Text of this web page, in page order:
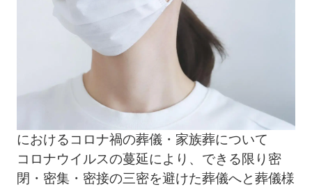
におけるコロナ禍の葬儀・家族葬について
コロナウイルスの蔓延により、できる限り密
閉・密集・密接の三密を避けた葬儀へと葬儀様